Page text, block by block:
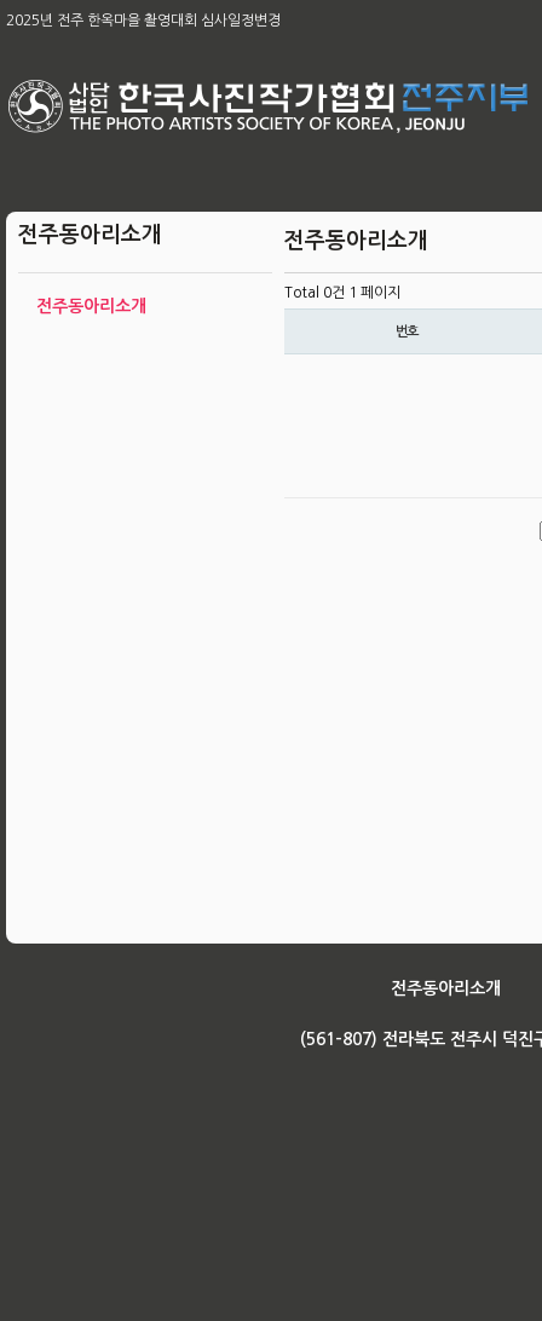
2025년 전주 한옥마을 촬영대회 심사일정변경
제58회 전북특별자치도 사진대전
제63회 전국회원작품 지상전 심사결과
[공지]2025 전주한옥마을촬영대회작품심사결과
전주동아리소개
전주동아리소개
전주동아리소개
Total 0건 1 페이지
번호
전주동아리소개
(561-807) 전라북도 전주시 덕진